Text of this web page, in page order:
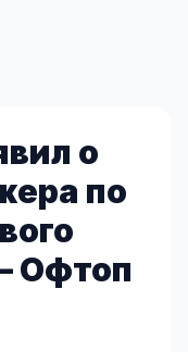
о
по
Офтоп